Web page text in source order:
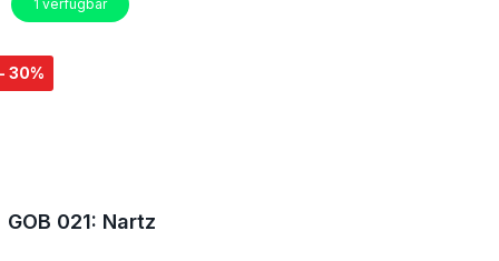
1 verfügbar
30%
GOB 021: Nartz